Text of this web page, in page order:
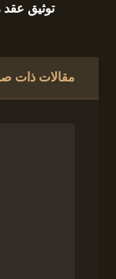
توثيق
مقالات ذات